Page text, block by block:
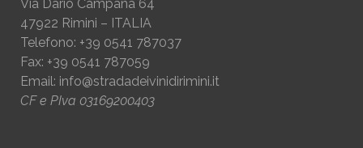
Via Dario Campana 64
47922 Rimini – ITALIA
Telefono: +39 0541 787037
Fax: +39 0541 787059
Email: info@stradadeivinidirimini.it
CF e PIva 03169200403